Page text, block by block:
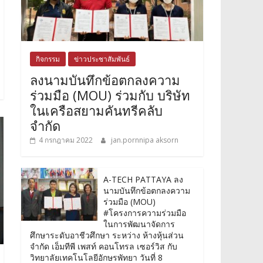
กิจกรรม ข่าวประชาสัมพันธ์
ลงนามบันทึกข้อตกลงความ
ร่วมมือ (MOU) ร่วมกับ บริษัท
ในเครือสยามคันทรีคลับ
จำกัด
4 กรกฎาคม 2022 jan.pornnipa aksorn
A-TECH PATTAYA ลง
นามบันทึกข้อตกลงความ
ร่วมมือ (MOU)
#โครงการความร่วมมือ
ในการพัฒนาจัดการ
ศึกษาระดับอาชีวศึกษา ระหว่าง ห้างหุ้นส่วน
จำกัด เอ็มทีพี เพสท์ คอนโทรล เซอร์วิส กับ
วิทยาลัยเทคโนโลยีอักษรพัทยา วันที่ 8